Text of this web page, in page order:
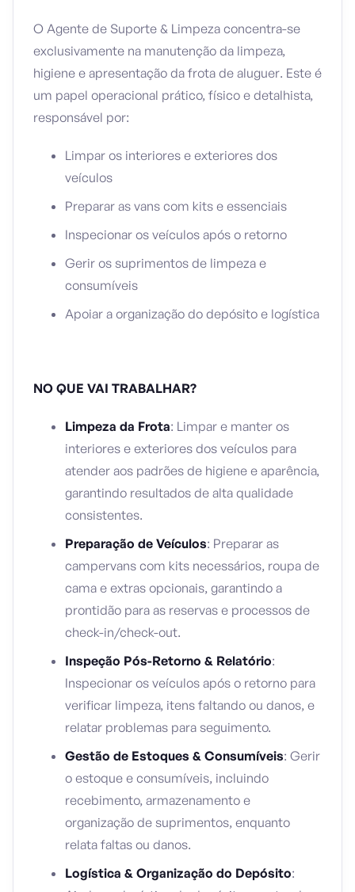
O Agente de Suporte & Limpeza concentra-se
exclusivamente na manutenção da limpeza,
higiene e apresentação da frota de aluguer. Este é
um papel operacional prático, físico e detalhista,
responsável por:
Limpar os interiores e exteriores dos
veículos
Preparar as vans com kits e essenciais
Inspecionar os veículos após o retorno
Gerir os suprimentos de limpeza e
consumíveis
Apoiar a organização do depósito e logística
NO QUE VAI TRABALHAR?
Limpeza da Frota: Limpar e manter os
interiores e exteriores dos veículos para
atender aos padrões de higiene e aparência,
garantindo resultados de alta qualidade
consistentes.
Preparação de Veículos: Preparar as
campervans com kits necessários, roupa de
cama e extras opcionais, garantindo a
prontidão para as reservas e processos de
check-in/check-out.
Inspeção Pós-Retorno & Relatório:
Inspecionar os veículos após o retorno para
verificar limpeza, itens faltando ou danos, e
relatar problemas para seguimento.
Gestão de Estoques & Consumíveis: Gerir
o estoque e consumíveis, incluindo
recebimento, armazenamento e
organização de suprimentos, enquanto
relata faltas ou danos.
Logística & Organização do Depósito: